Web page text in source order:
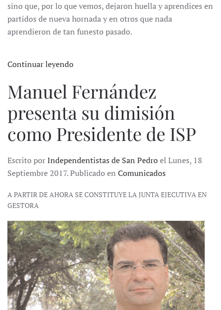
sino que, por lo que vemos, dejaron huella y aprendices en
partidos de nueva hornada y en otros que nada
aprendieron de tan funesto pasado.
Continuar leyendo
Manuel Fernández
presenta su dimisión
como Presidente de ISP
Escrito porIndependentistas de San Pedroel Lunes, 18
Septiembre 2017. Publicado en Comunicados
A PARTIR DE AHORA SE CONSTITUYE LA JUNTA EJECUTIVA EN
GESTORA